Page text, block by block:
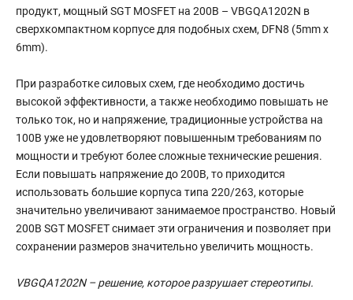
продукт, мощный SGT MOSFET на 200В – VBGQA1202N в
сверхкомпактном корпусе для подобных схем, DFN8 (5mm x
6mm).
При разработке силовых схем, где необходимо достичь
высокой эффективности, а также необходимо повышать не
только ток, но и напряжение, традиционные устройства на
100В уже не удовлетворяют повышенным требованиям по
мощности и требуют более сложные технические решения.
Если повышать напряжение до 200В, то приходится
использовать большие корпуса типа 220/263, которые
значительно увеличивают занимаемое пространство. Новый
200В SGT MOSFET снимает эти ограничения и позволяет при
сохранении размеров значительно увеличить мощность.
VBGQA1202N – решение, которое разрушает стереотипы.